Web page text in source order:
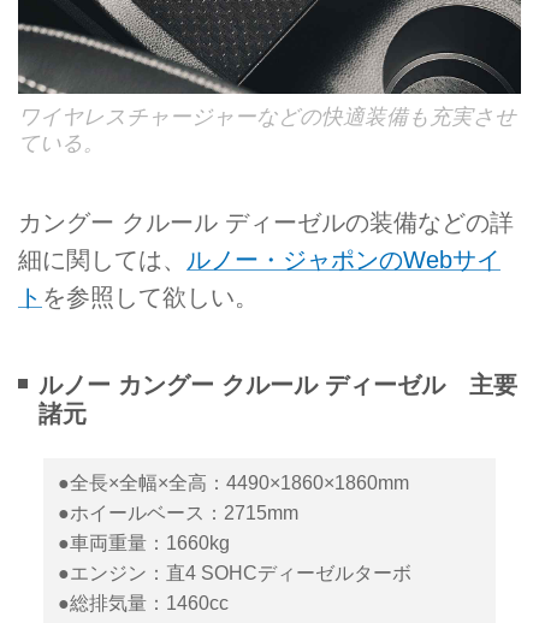
ワイヤレスチャージャーなどの快適装備も充実させ
ている。
カングー クルール ディーゼルの装備などの詳
細に関しては、 ルノー・ジャポンのWebサイ
ト を参照して欲しい。
ルノー カングー クルール ディーゼル 主要
諸元
●全長×全幅×全高：4490×1860×1860mm
●ホイールベース：2715mm
●車両重量：1660kg
●エンジン：直4 SOHCディーゼルターボ
●総排気量：1460cc